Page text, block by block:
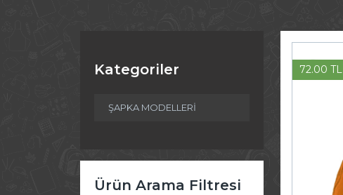
Kategoriler
ŞAPKA MODELLERİ
Ürün Arama Filtresi
72.00 TL